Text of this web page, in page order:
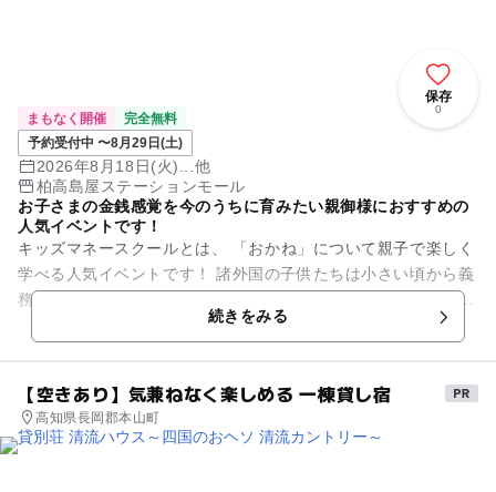
保存
0
まもなく開催
完全無料
予約受付中 〜8月29日(土)
2026年8月18日(火)...他
柏高島屋ステーションモール
お子さまの金銭感覚を今のうちに育みたい親御様におすすめの
人気イベントです！
キッズマネースクールとは、 「おかね」について親子で楽しく
学べる人気イベントです！ 諸外国の子供たちは小さい頃から義
務教育の中でお金についてしっかり学習しています。 しかし、
続きをみる
【空きあり】気兼ねなく楽しめる 一棟貸し宿
高知県長岡郡本山町